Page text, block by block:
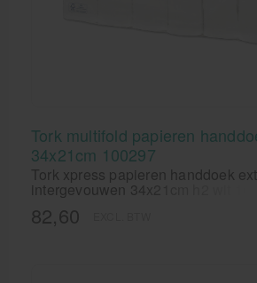
Tork multifold papieren
34x21cm 100297
Tork xpress papieren handdoek
intergevouwen 34x21cm h2 wit
papieren handdoekjes van Tork,
papieren handdoek extra soft 2
82,60